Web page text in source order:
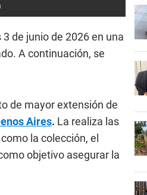
de junio de 2026 en una
A continuación, se
de mayor extensión de
Aires. La realiza las
la colección, el
objetivo asegurar la